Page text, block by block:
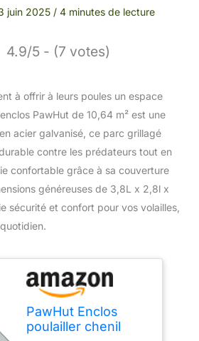
juin 2025 / 4 minutes de lecture
4.9/5 - (7 votes)
à offrir à leurs poules un espace
PawHut de 10,64 m² est une
acier galvanisé, ce parc grillagé
contre les prédateurs tout en
confortable grâce à sa couverture
généreuses de 3,8L x 2,8l x
sécurité et confort pour vos volailles,
PawHut Enclos
poulailler chenil